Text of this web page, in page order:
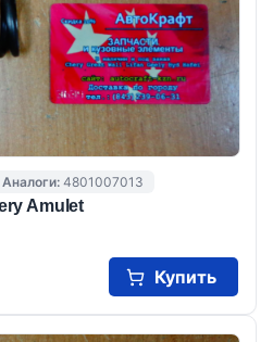
Аналоги: 4801007013
Amulet
Купить